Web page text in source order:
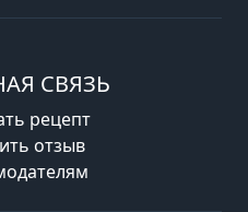
СВЯЗЬ
рецепт
отзыв